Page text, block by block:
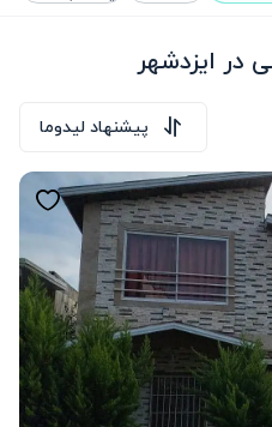
در ایزدشهر
پیشنهاد لیدوما